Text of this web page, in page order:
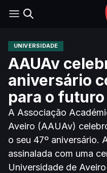
UNIVERSIDADE
AAUAv
aniversário
para o futuro
A Associação
Aveiro (AAUAv)
o seu 47º aniversário.
assinalada com uma
Universidade de